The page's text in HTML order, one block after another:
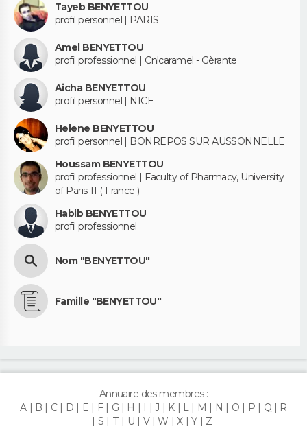
Tayeb BENYETTOU
profil personnel | PARIS
Amel BENYETTOU
profil professionnel | Cnlcaramel - Gèrante
Aicha BENYETTOU
profil personnel | NICE
Helene BENYETTOU
profil personnel | BONREPOS SUR AUSSONNELLE
Houssam BENYETTOU
profil professionnel | Faculty of Pharmacy, University
of Paris 11 ( France ) -
Habib BENYETTOU
profil professionnel
Nom "BENYETTOU"
Famille "BENYETTOU"
Annuaire des membres :
A
B C D E F G H I J K L M N O P Q
R
S
T U V W X Y Z